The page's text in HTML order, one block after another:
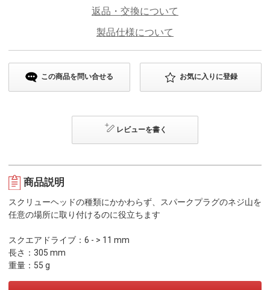
返品・交換について
製品仕様について
この商品を問い合せる お気に入りに登録
レビューを書く
商品説明
スクリューヘッドの種類にかかわらず、スパークプラグのネジ山を
任意の場所に取り付けるのに役立ちます
スクエアドライブ：6 - > 11 mm
長さ：305 mm
重量：55 g